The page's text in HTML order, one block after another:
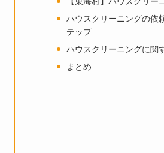
ハウスクリーニングの依
テップ
ハウスクリーニングに関
まとめ